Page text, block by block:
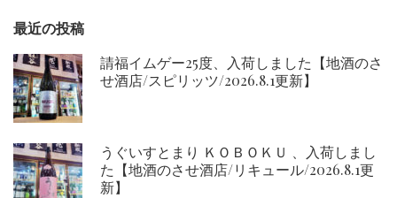
最近の投稿
請福イムゲー25度、入荷しました【地酒のさ
せ酒店/スピリッツ/2026.8.1更新】
うぐいすとまり ＫＯＢＯＫＵ 、入荷しまし
た【地酒のさせ酒店/リキュール/2026.8.1更
新】